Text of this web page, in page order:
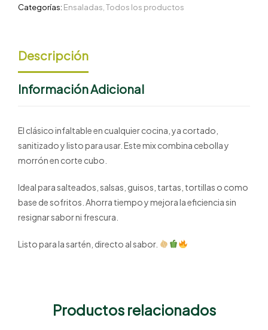
Categorías: Ensaladas,Todos los productos
Descripción
Información Adicional
El clásico infaltable en cualquier cocina, ya cortado,
sanitizado y listo para usar. Este mix combina cebolla y
morrón en corte cubo.
Ideal para salteados, salsas, guisos, tartas, tortillas o como
base de sofritos. Ahorra tiempo y mejora la eficiencia sin
resignar sabor ni frescura.
Listo para la sartén, directo al sabor.
Productos relacionados